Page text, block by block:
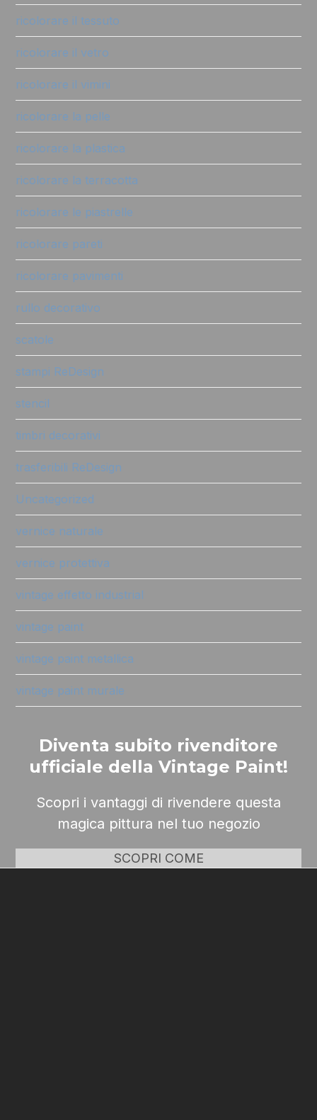
ricolorare il tessuto
ricolorare il vetro
ricolorare il vimini
ricolorare la pelle
ricolorare la plastica
ricolorare la terracotta
ricolorare le piastrelle
ricolorare pareti
ricolorare pavimenti
rullo decorativo
scatole
stampi ReDesign
stencil
timbri decorativi
trasferibili ReDesign
Uncategorized
vernice naturale
vernice protettiva
vintage effetto industrial
vintage paint
vintage paint metallica
vintage paint murale
Diventa subito rivenditore
ufficiale della Vintage Paint!
Scopri i vantaggi di rivendere questa
magica pittura nel tuo negozio
SCOPRI COME